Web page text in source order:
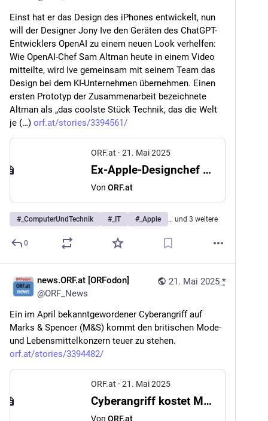
Einst hat er das Design des iPhones entwickelt, nun
will der Designer Jony Ive den Geräten des ChatGPT-
Entwicklers OpenAI zu einem neuen Look verhelfen:
Wie OpenAI-Chef Sam Altman heute in einem Video
mitteilte, wird Ive gemeinsam mit seinem Team das
Design bei dem KI-Unternehmen übernehmen. Einen
ersten Prototyp der Zusammenarbeit bezeichnete
Altman als „das coolste Stück Technik, das die Welt
je (…) orf.at/stories/3394561/
ORF.at · 21. Mai 2025
Ex-Apple-Designchef Jony Ive wechselt zu OpenAI
Von ORF.at
# _ComputerUndTechnik # _IT # _Apple … und 3 weitere
0
21. Mai 2025 *
news.ORF.at [ORFodon]
@ORF_News
Ein im April bekanntgewordener Cyberangriff auf
Marks & Spencer (M&S) kommt den britischen Mode-
und Lebensmittelkonzern teuer zu stehen.
orf.at/stories/3394482/
ORF.at · 21. Mai 2025
Cyberangriff kostet Marks & Spencer Hunderte Millionen
Von ORF.at